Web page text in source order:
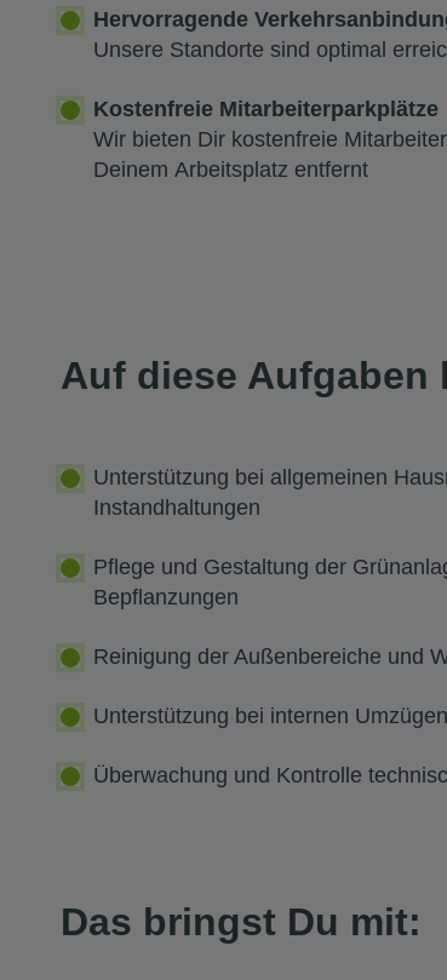
Hervorragende
Unsere Standorte sind optimal
Kostenfreie Mitarbeiterparkplätze
Wir bieten Dir kostenfreie
Deinem Arbeitsplatz entfernt
Auf diese Aufgaben
Unterstützung bei allgemeinen
Instandhaltungen
Pflege und Gestaltung der
Bepflanzungen
Reinigung der Außenbereiche und
Unterstützung bei internen
Überwachung und Kontrolle
Das bringst Du mit: